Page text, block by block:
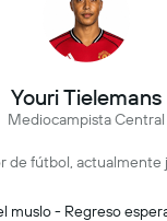
Youri Tielemans
Mediocampista Central
de fútbol,
muslo - Regreso